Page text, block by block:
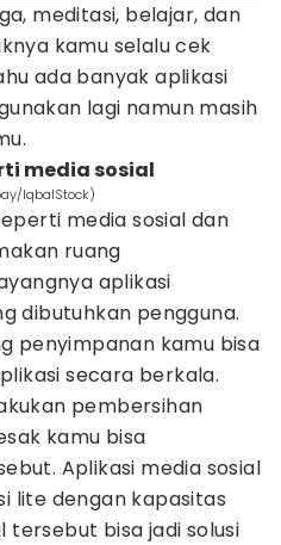
meditasi, belajar, dan
kamu selalu cek
ada banyak aplikasi
lagi namun masih
media sosial
IqbalStock)
media sosial dan
ruang
aplikasi
dibutuhkan pengguna.
penyimpanan kamu bisa
secara berkala.
pembersihan
kamu bisa
Aplikasi media sosial
lite dengan kapasitas
tersebut bisa jadi solusi